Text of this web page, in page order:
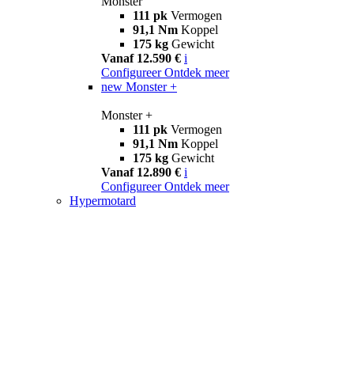
111 pk Vermogen
91,1 Nm Koppel
175 kg Gewicht
Vanaf 12.590 € i
Configureer Ontdek meer
new Monster +
Monster +
111 pk Vermogen
91,1 Nm Koppel
175 kg Gewicht
Vanaf 12.890 € i
Configureer Ontdek meer
Hypermotard